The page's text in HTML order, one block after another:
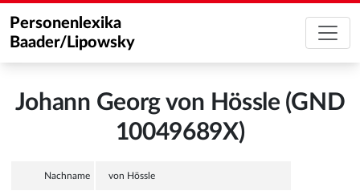
Personenlexika
Baader/Lipowsky
Johann Georg von Hössle (GND
10049689X)
Nachname von Hössle